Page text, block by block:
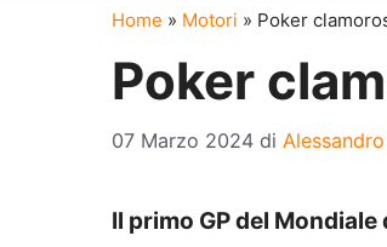
Home » Motori » Poker
Poker
07 Marzo 2024 di Alessandro
Il primo GP del